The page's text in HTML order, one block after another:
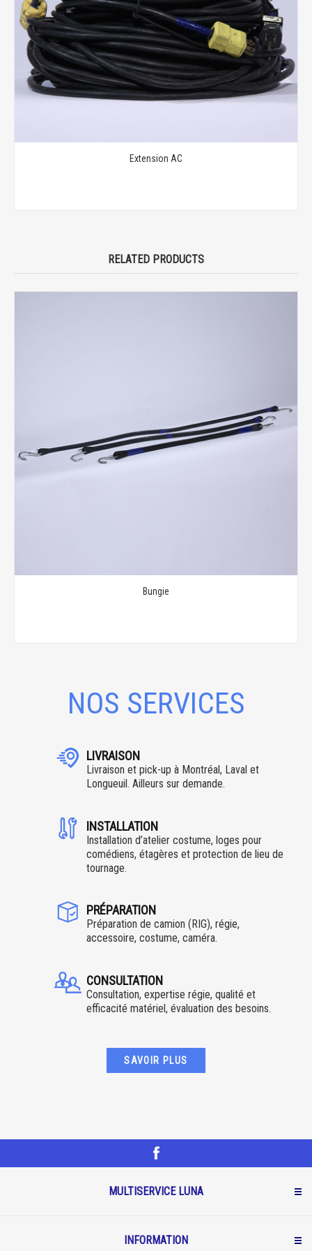
Extension AC
RELATED PRODUCTS
Bungie
NOS SERVICES
LIVRAISON
Livraison et pick-up à Montréal, Laval et
Longueuil. Ailleurs sur demande.
INSTALLATION
Installation d’atelier costume, loges pour
comédiens, étagères et protection de lieu de
tournage.
PRÉPARATION
Préparation de camion (RIG), régie,
accessoire, costume, caméra.
CONSULTATION
Consultation, expertise régie, qualité et
efficacité matériel, évaluation des besoins.
SAVOIR PLUS
MULTISERVICE LUNA
INFORMATION